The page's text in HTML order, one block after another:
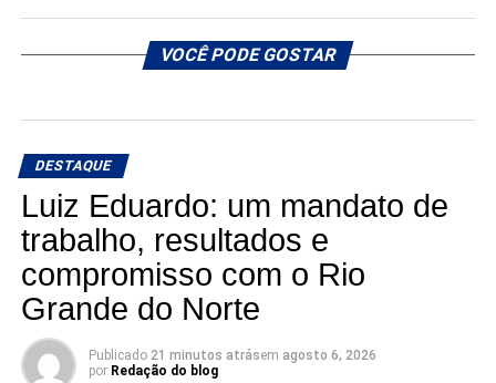
VOCÊ PODE GOSTAR
DESTAQUE
Luiz Eduardo: um mandato de
trabalho, resultados e
compromisso com o Rio
Grande do Norte
Publicado 21 minutos atrásem agosto 6, 2026
por Redação do blog